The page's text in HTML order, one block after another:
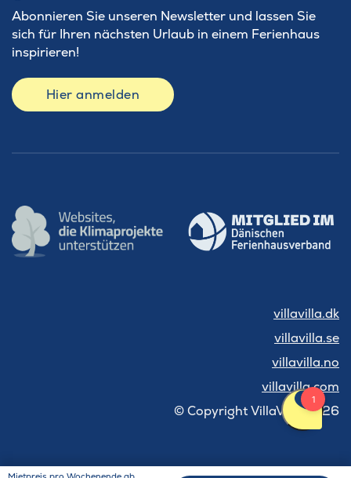
Abonnieren Sie unseren Newsletter und lassen Sie
sich für Ihren nächsten Urlaub in einem Ferienhaus
inspirieren!
Hier anmelden
villavilla.dk
villavilla.se
villavilla.no
villavilla.com
© Copyright VillaVilla 2026